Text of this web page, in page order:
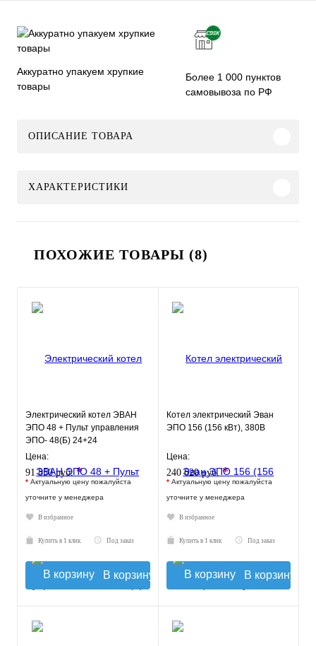
Аккуратно упакуем хрупкие
товары
Более 1 000 пунктов
самовывоза по РФ
ОПИСАНИЕ ТОВАРА
ХАРАКТЕРИСТИКИ
ПОХОЖИЕ ТОВАРЫ (8)
Электрический котел ЭВАН
ЭПО 48 + Пульт управления
ЭПО- 48(Б) 24+24
Цена:
91 850 руб.*
* Актуальную цену пожалуйста
уточните у менеджера
В избранное
Купить в 1 клик Под заказ
В корзину
Котел электрический Эван
ЭПО 156 (156 кВт), 380В
Цена:
240 620 руб.*
* Актуальную цену пожалуйста
уточните у менеджера
В избранное
Купить в 1 клик Под заказ
В корзину